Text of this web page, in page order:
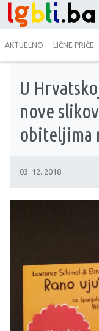
AKTUELNO LIČNE PRIČE
U
nove
obiteljima
03. 12. 2018